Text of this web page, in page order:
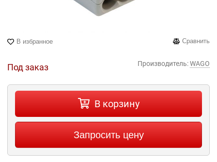
В избранное Сравнить
Под заказ Производитель:WAGO
В корзину
Запросить цену